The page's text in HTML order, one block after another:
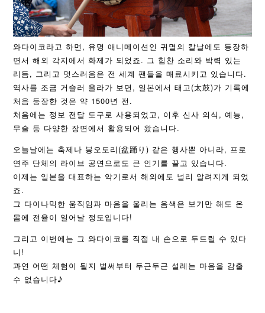
와다이코라고 하면, 유명 애니메이션인 귀멸의 칼날에도 등장하
면서 해외 각지에서 화제가 되었죠. 그 힘찬 소리와 박력 있는
리듬, 그리고 멋스러움은 전 세계 팬들을 매료시키고 있습니다.
역사를 조금 거슬러 올라가 보면, 일본에서 태고(太鼓)가 기록에
처음 등장한 것은 약 1500년 전.
처음에는 정보 전달 도구로 사용되었고, 이후 신사 의식, 예능,
무술 등 다양한 장면에서 활용되어 왔습니다.
오늘날에는 축제나 봉오도리(盆踊り) 같은 행사뿐 아니라, 프로
연주 단체의 라이브 공연으로도 큰 인기를 끌고 있습니다.
이제는 일본을 대표하는 악기로서 해외에도 널리 알려지게 되었
죠.
그 다이나믹한 움직임과 마음을 울리는 음색은 보기만 해도 온
몸에 전율이 일어날 정도입니다!
그리고 이번에는 그 와다이코를 직접 내 손으로 두드릴 수 있다
니!
과연 어떤 체험이 될지 벌써부터 두근두근 설레는 마음을 감출
수 없습니다♪